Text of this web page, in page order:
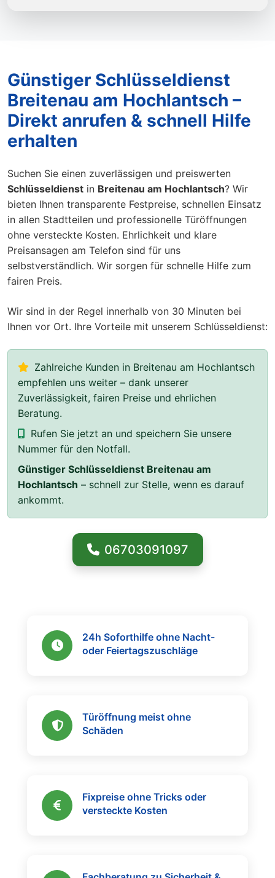
Günstiger Schlüsseldienst
Breitenau am Hochlantsch –
Direkt anrufen & schnell Hilfe
erhalten
Suchen Sie einen zuverlässigen und preiswerten
Schlüsseldienst in Breitenau am Hochlantsch? Wir
bieten Ihnen transparente Festpreise, schnellen Einsatz
in allen Stadtteilen und professionelle Türöffnungen
ohne versteckte Kosten. Ehrlichkeit und klare
Preisansagen am Telefon sind für uns
selbstverständlich. Wir sorgen für schnelle Hilfe zum
fairen Preis.
Wir sind in der Regel innerhalb von 30 Minuten bei
Ihnen vor Ort. Ihre Vorteile mit unserem Schlüsseldienst:
Zahlreiche Kunden in Breitenau am Hochlantsch
empfehlen uns weiter – dank unserer
Zuverlässigkeit, fairen Preise und ehrlichen
Beratung.
Rufen Sie jetzt an und speichern Sie unsere
Nummer für den Notfall.
Günstiger Schlüsseldienst Breitenau am
Hochlantsch – schnell zur Stelle, wenn es darauf
ankommt.
06703091097
24h Soforthilfe ohne Nacht-
oder Feiertagszuschläge
Türöffnung meist ohne
Schäden
Fixpreise ohne Tricks oder
versteckte Kosten